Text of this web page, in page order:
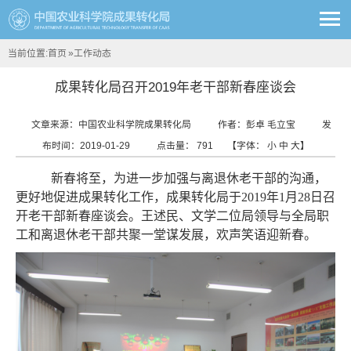
当前位置:首页 »工作动态
成果转化局召开2019年老干部新春座谈会
文章来源：中国农业科学院成果转化局 作者：彭卓 毛立宝
发
布时间：2019-01-29
点击量： 791 【字体： 小 中 大】
新春将至，为进一步加强与离退休老干部的沟通，
更好地促进成果转化工作，成果转化局于2019年1月28日召
开老干部新春座谈会。王述民、文学二位局领导与全局职
工和离退休老干部共聚一堂谋发展，欢声笑语迎新春。